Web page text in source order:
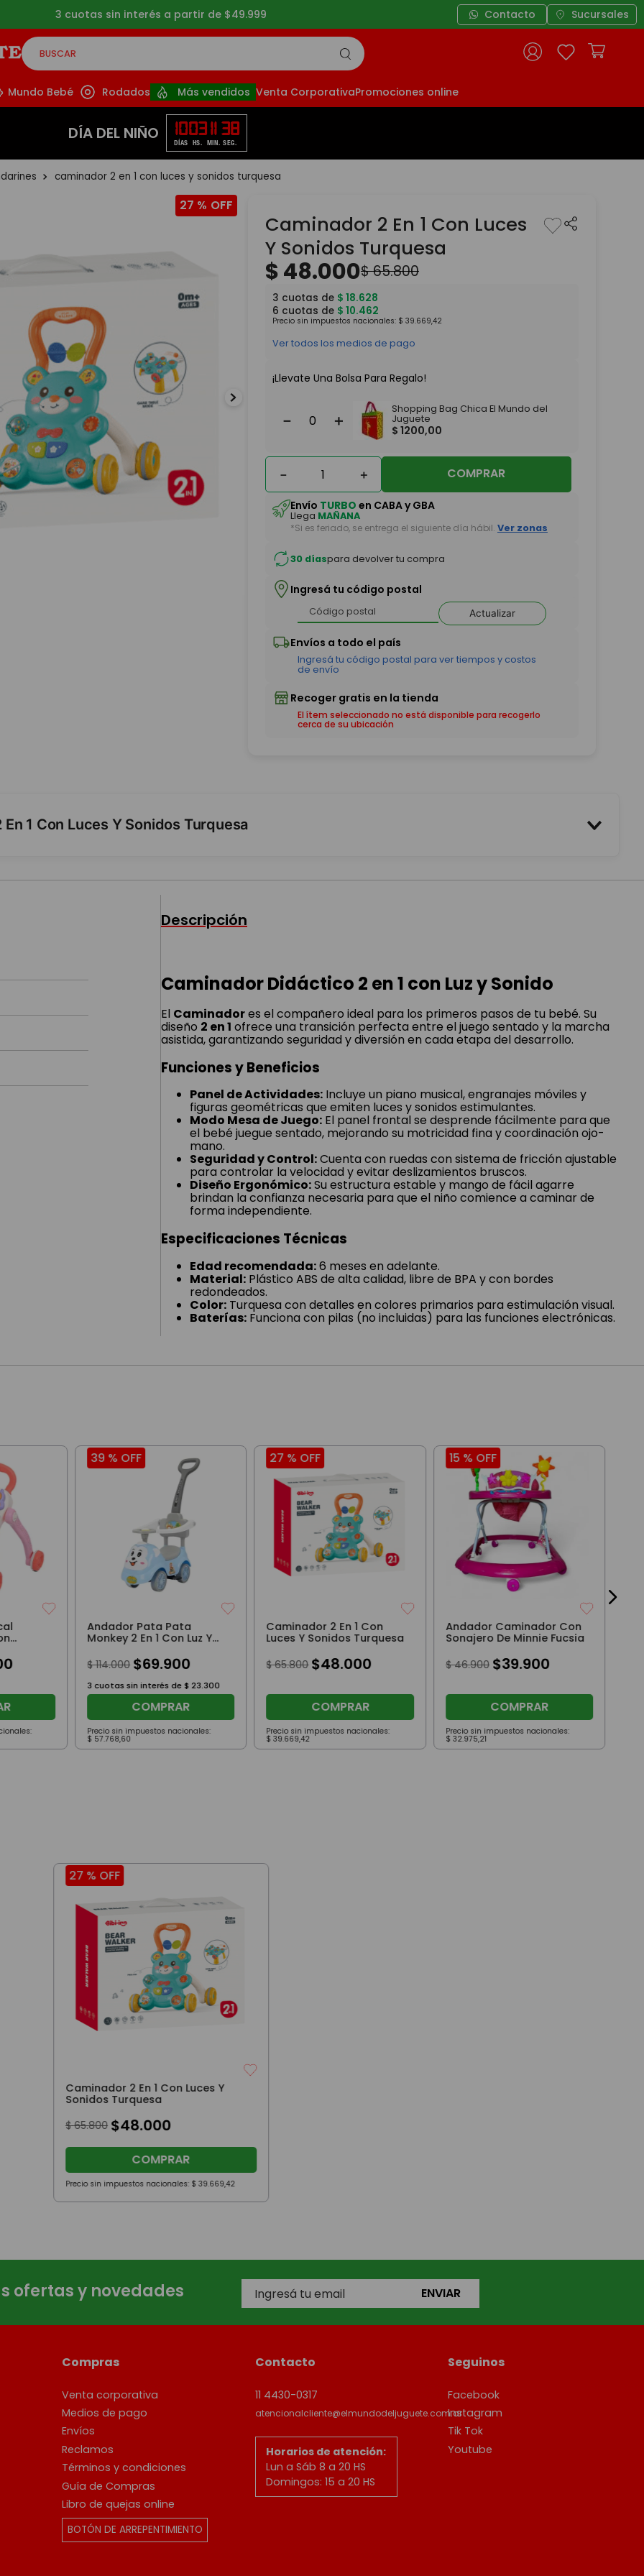
3 cuotas sin interés a partir de $49.999 Contacto Sucursales
BUSCAR
Mundo Bebé Rodados Más vendidos Venta CorporativaPromociones online
DÍA DEL NIÑO 10
DÍAS
03
HS.
11
MIN.
37
SEG.
caminador 2 en 1 con luces y sonidos turquesa
27 %
Caminador 2 En 1 Con Luces
Y Sonidos Turquesa
$48.000$65.800
3 cuotas de $ 18.628
6 cuotas de $ 10.462
Precio sin impuestos nacionales: $ 39.669,42
Ver todos los medios de pago
¡Llevate Una Bolsa Para Regalo!
＋
－
Shopping Bag Chica El Mundo del
Juguete
$ 1200,00
＋
－ COMPRAR
Envío TURBO en CABA y GBA
Llega MAÑANA
*Si es feriado, se entrega el siguiente día hábil. Ver zonas
30 díaspara devolver tu compra
Ingresá tu código postal
Actualizar
El ítem seleccionado no está disponible para recogerlo
cerca de su ubicación
1 Con Luces Y Sonidos Turquesa
Descripción
Caminador Didáctico 2 en 1 con Luz y Sonido
El Caminadores el compañero ideal para los primeros pasos de tu bebé. Su
diseño 2 en 1 ofrece una transición perfecta entre el juego sentado y la marcha
asistida, garantizando seguridad y diversión en cada etapa del desarrollo.
Funciones y Beneficios
Panel de Actividades: Incluye un piano musical, engranajes móviles y
figuras geométricas que emiten luces y sonidos estimulantes.
Modo Mesa de Juego: El panel frontal se desprende fácilmente para que
el bebé juegue sentado, mejorando su motricidad fina y coordinación ojo-
mano.
Seguridad y Control:Cuenta con ruedas con sistema de fricción ajustable
para controlar la velocidad y evitar deslizamientos bruscos.
Diseño Ergonómico:Su estructura estable y mango de fácil agarre
brindan la confianza necesaria para que el niño comience a caminar de
forma independiente.
Especificaciones Técnicas
Edad recomendada:6 meses en adelante.
Material: Plástico ABS de alta calidad, libre de BPA y con bordes
redondeados.
Color: Turquesa con detalles en colores primarios para estimulación visual.
Baterías: Funciona con pilas (no incluidas) para las funciones electrónicas.
39 % OFF
Andador Pata Pata
Monkey 2 En 1 Con Luz Y
$ 114.000 $69.900
3 cuotas sin interés de $ 23.300
COMPRAR
Precio sin impuestos nacionales:
$ 57.768,60
27 % OFF
Caminador 2 En 1 Con
Luces Y Sonidos Turquesa
$ 65.800 $48.000
COMPRAR
Precio sin impuestos nacionales:
$ 39.669,42
15 % OFF
Andador Caminador Con
Sonajero De Minnie Fucsia
$ 46.900 $39.900
COMPRAR
Precio sin impuestos nacionales:
$ 32.975,21
27 %OFF
Caminador 2 En 1 Con Luces Y
Sonidos Turquesa
$ 65.800 $48.000
COMPRAR
Precio sin impuestos nacionales: $ 39.669,42
ofertas y novedades ENVIAR
Compras
Venta corporativa
Medios de pago
Envíos
Reclamos
Términos y condiciones
Guía de Compras
Libro de quejas online
BOTÓN DE ARREPENTIMIENTO
Contacto
11 4430-0317
atencionalcliente@elmundodeljuguete.com.ar
Horarios de atención:
Lun a Sáb 8 a 20 HS
Domingos: 15 a 20 HS
Seguinos
Facebook
Instagram
Tik Tok
Youtube